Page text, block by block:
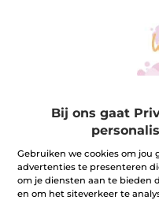
Nagellak
3.7
3.7
de
5
sterren.
Lees
reviews.
Bij ons gaat
Gebruiken we cookies om jou
advertenties te presenteren
om je diensten aan te bieden
en om het siteverkeer te